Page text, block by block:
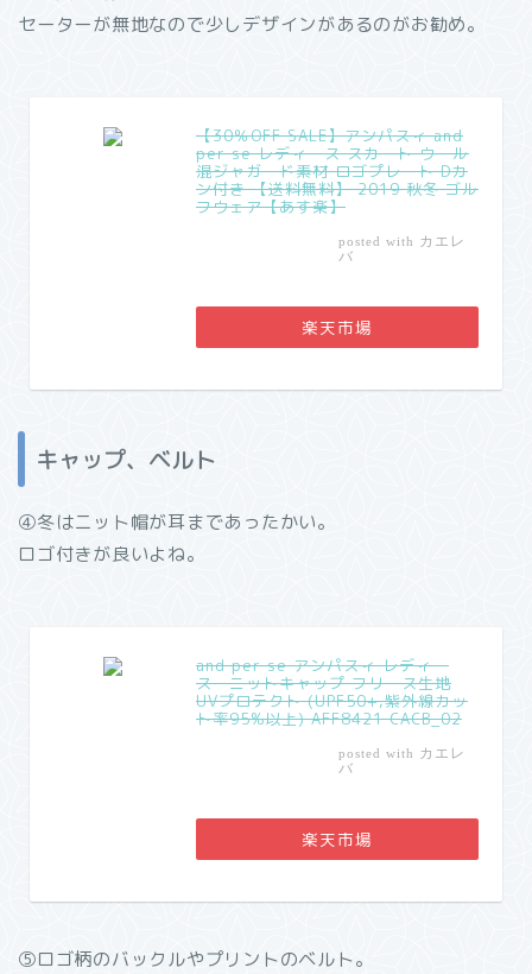
セーターが無地なので少しデザインがあるのがお勧め。
【30％OFF SALE】アンパスィ and
per se レディース スカート ウール
混ジャガード素材 ロゴプレート Dカ
ン付き 【送料無料】 2019 秋冬 ゴル
フウェア【あす楽】
posted with カエレ
バ
楽天市場
キャップ、ベルト
④冬はニット帽が耳まであったかい。
ロゴ付きが良いよね。
and per se アンパスィ レディー
ス ニットキャップ フリース生地
UVプロテクト (UPF50+,紫外線カッ
ト率95%以上) AFF8421 CACB_02
posted with カエレ
バ
楽天市場
⑤ロゴ柄のバックルやプリントのベルト。